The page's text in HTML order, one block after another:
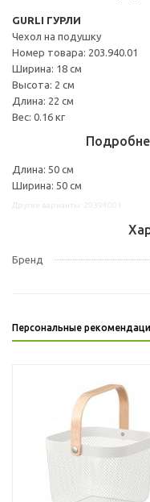
GURLI ГУРЛИ
Чехол на подушку
Номер товара: 203.940.01
Ширина: 18 см
Высота: 2 см
Длина: 22 см
Вес: 0.16 кг
Длина: 50 см
Ширина: 50 см
Бренд
Персональные